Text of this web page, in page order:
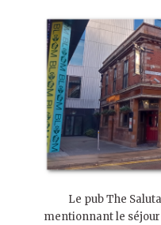
Le pub The
mentionnant le